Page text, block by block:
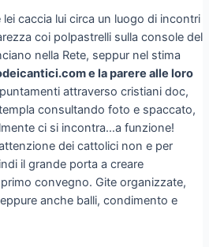
lei caccia lui circa un luogo di incontri
coi polpastrelli sulla console del
nella Rete, seppur nel stima
e la parere alle loro
attraverso cristiani doc,
consultando foto e spaccato,
ci si incontra…a funzione!
dei cattolici non e per
il grande porta a creare
convegno. Gite organizzate,
anche balli, condimento e